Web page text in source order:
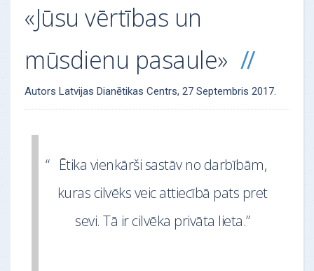
«Jūsu vērtības un
mūsdienu pasaule»
Autors Latvijas Dianētikas Centrs, 27 Septembris 2017.
“ Ētika vienkārši sastāv no darbībām,
kuras cilvēks veic attiecībā pats pret
sevi. Tā ir cilvēka privāta lieta.”